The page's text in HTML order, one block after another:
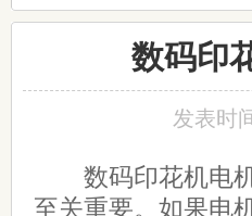
数码印
发表时
数码印花机电机
至关重要。如果电